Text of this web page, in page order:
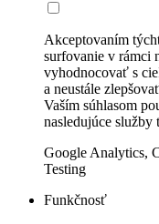
Akceptovaním
surfovanie v rámci
vyhodnocovať s
a neustále
Vaším súhlasom
nasledujúce služby
Google Analytics,
Testing
Funkčnosť